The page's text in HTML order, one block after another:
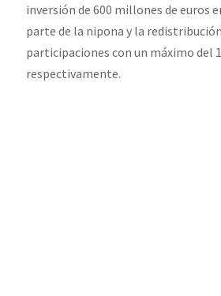
inversión de 600 millones de euros
parte de la nipona y la
participaciones con un máximo del
respectivamente.